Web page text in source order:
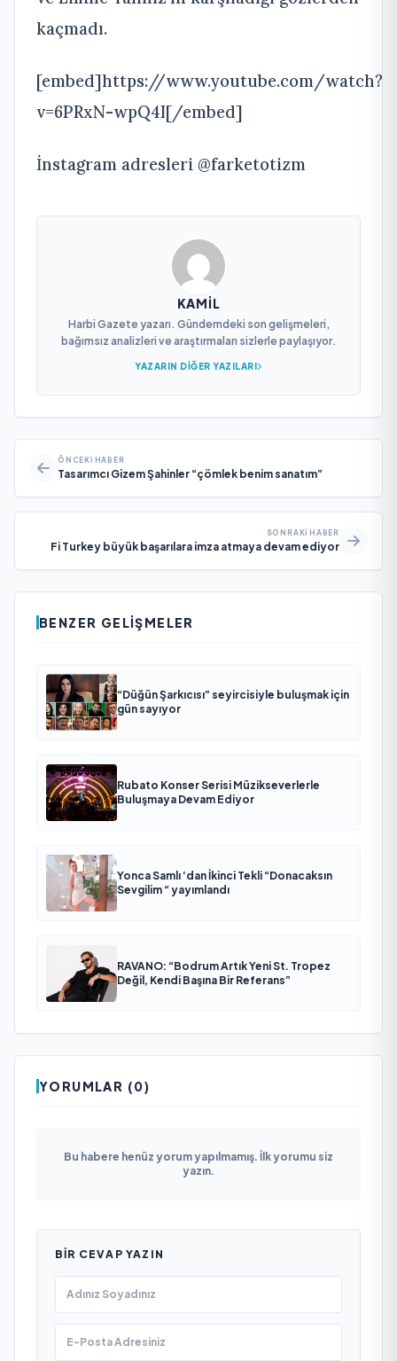
kaçmadı.
[embed]https://www.youtube.com/watch?
v=6PRxN-wpQ4I[/embed]
İnstagram adresleri @farketotizm
KAMIL
Harbi Gazete yazarı. Gündemdeki son gelişmeleri,
bağımsız analizleri ve araştırmaları sizlerle paylaşıyor.
YAZARIN DIĞER YAZILARI
ÖNCEKI HABER
Tasarımcı Gizem Şahinler “çömlek benim sanatım”
SONRAKI HABER
Fi Turkey büyük başarılara imza atmaya devam ediyor
BENZER GELIŞMELER
“Düğün Şarkıcısı” seyircisiyle buluşmak için
gün sayıyor
Rubato Konser Serisi Müzikseverlerle
Buluşmaya Devam Ediyor
Yonca Samlı ‘dan İkinci Tekli “Donacaksın
Sevgilim “ yayımlandı
RAVANO: “Bodrum Artık Yeni St. Tropez
Değil, Kendi Başına Bir Referans”
YORUMLAR (0)
Bu habere henüz yorum yapılmamış. İlk yorumu siz
yazın.
BIR CEVAP YAZIN